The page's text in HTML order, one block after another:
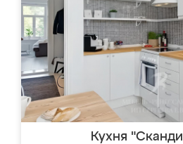
Кухня